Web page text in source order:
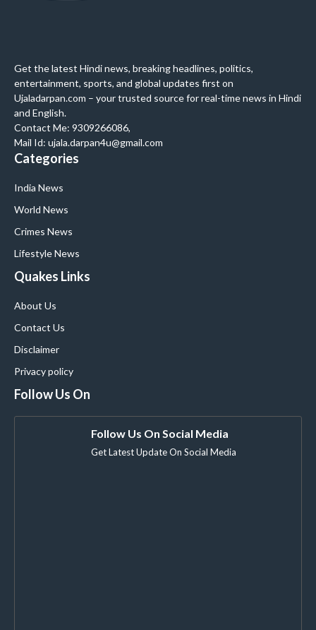
Get the latest Hindi news, breaking headlines, politics,
entertainment, sports, and global updates first on
Ujaladarpan.com – your trusted source for real-time news in Hindi
and English.
Contact Me: 9309266086,
Mail Id: ujala.darpan4u@gmail.com
Categories
India News
World News
Crimes News
Lifestyle News
Quakes Links
About Us
Contact Us
Disclaimer
Privacy policy
Follow Us On
Follow Us On Social Media
Get Latest Update On Social Media